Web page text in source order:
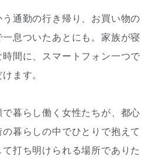
通勤の行き帰り、お買い物の
息ついたあとにも。家族が寝
間に、スマートフォン一つで
ます。
暮らし働く女性たちが、都心
暮らしの中でひとりで抱えて
打ち明けられる場所でありた